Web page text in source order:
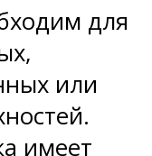
для
или
имеет